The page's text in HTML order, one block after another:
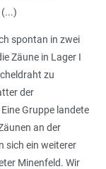
spontan in zwei
Zäune in Lager I
zu
der
Gruppe landete
an der
sich ein weiterer
Minenfeld. Wir